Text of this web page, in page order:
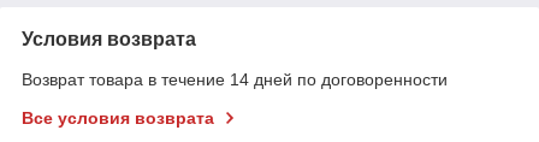
Условия возврата
Возврат товара в течение 14 дней по договоренности
Все условия возврата